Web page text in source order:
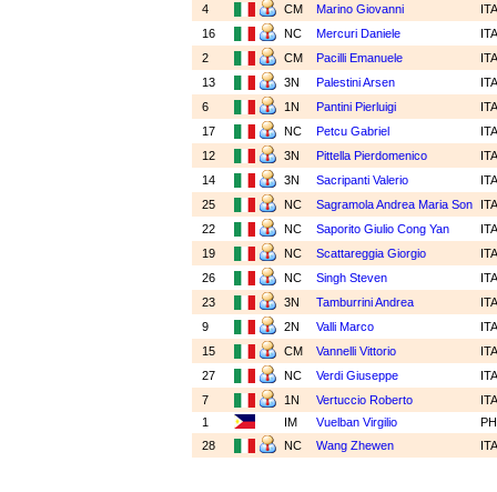
4
CM Marino Giovanni
16
NC Mercuri Daniele
2
CM Pacilli Emanuele
13
3N Palestini Arsen
6
1N Pantini Pierluigi
17
NC Petcu Gabriel
12
3N Pittella Pierdomenico
14
3N Sacripanti Valerio
25
NC Sagramola Andrea Maria Son
22
NC Saporito Giulio Cong Yan
19
NC Scattareggia Giorgio
26
NC Singh Steven
23
3N Tamburrini Andrea
9
2N Valli Marco
15
CM Vannelli Vittorio
27
NC Verdi Giuseppe
7
1N Vertuccio Roberto
1
IM Vuelban Virgilio
28
NC Wang Zhewen